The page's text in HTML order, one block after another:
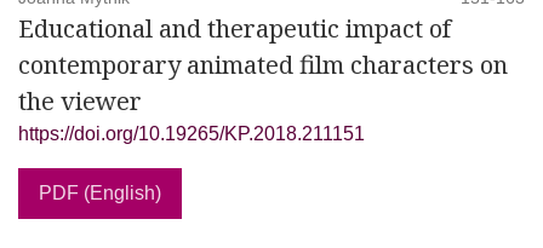
Educational and therapeutic impact of
contemporary animated film characters on
the viewer
https://doi.org/10.19265/KP.2018.211151
PDF (English)